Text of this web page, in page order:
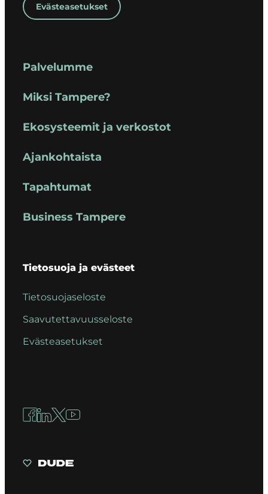
Evästeasetukset
Palvelumme
Miksi Tampere?
Ekosysteemit ja verkostot
Ajankohtaista
Tapahtumat
Business Tampere
Tietosuoja ja evästeet
Tietosuojaseloste
Saavutettavuusseloste
Evästeasetukset
Facebook
LinkedIn
X YouTube